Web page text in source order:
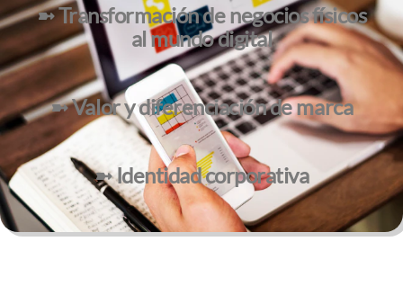
➼ Transformación de negocios físicos
al mundo digital
➼ Valor y diferenciación de marca
➼ Identidad corporativa